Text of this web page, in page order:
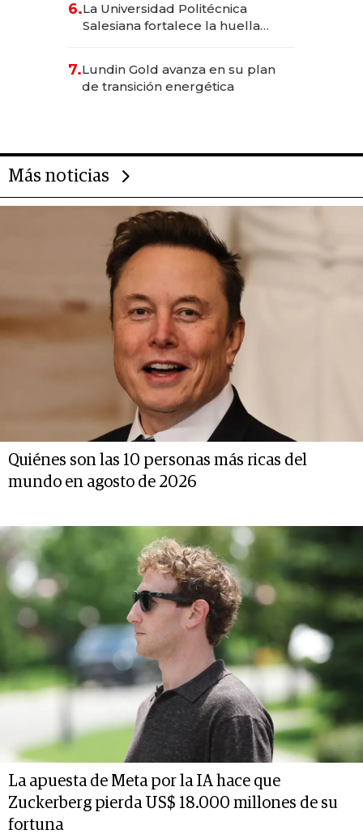
6.La Universidad Politécnica
Salesiana fortalece la huella
7.Lundin Gold avanza en su plan
de transición energética
Más noticias
Quiénes son las 10 personas más ricas del
mundo en agosto de 2026
La apuesta de Meta por la IA hace que
Zuckerberg pierda US$ 18.000 millones de su
fortuna